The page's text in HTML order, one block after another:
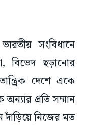
সংবিধানে
বিভেদ ছড়ানোর
দেশে একে
প্রতি সম্মান
নিজের মত